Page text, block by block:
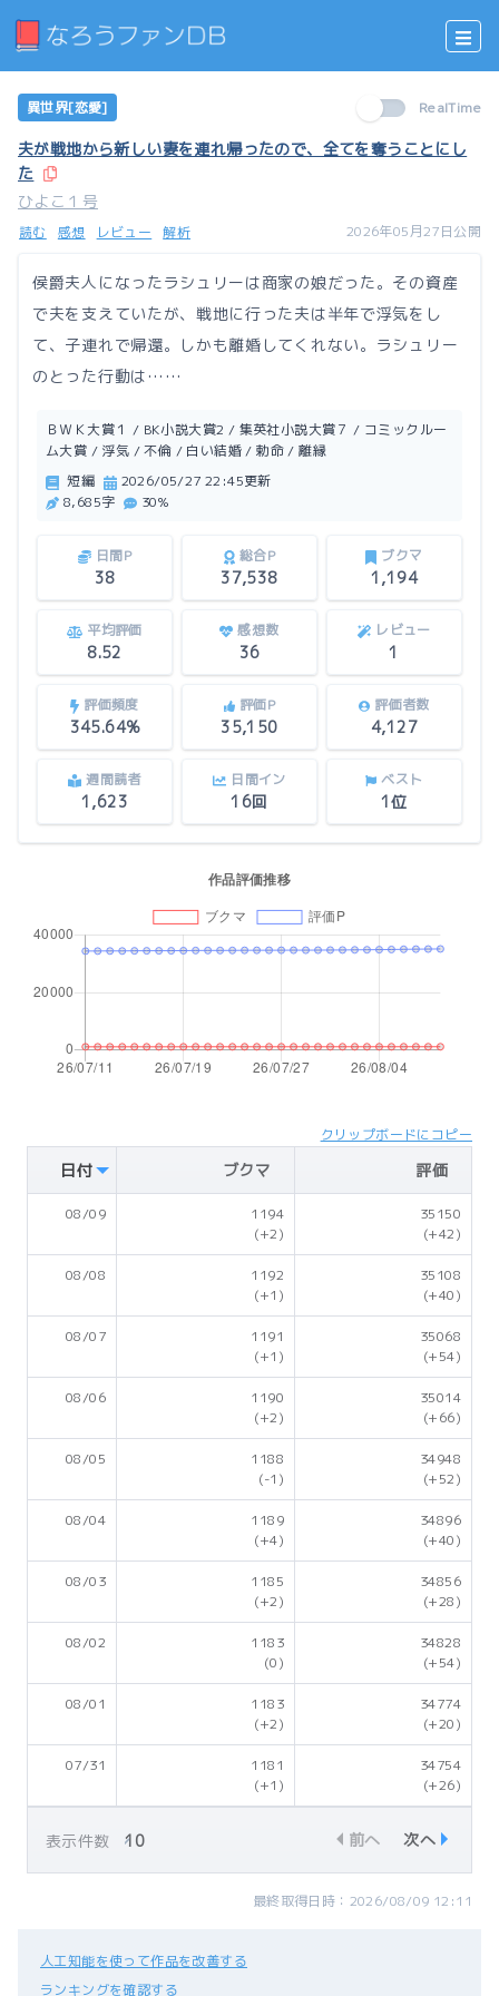
異世界[恋愛] RealTime
夫が戦地から新しい妻を連れ帰ったので、全てを奪うことにし
た
ひよこ１号
読む 感想 レビュー 解析 2026年05月27日公開
侯爵夫人になったラシュリーは商家の娘だった。その資産
で夫を支えていたが、戦地に行った夫は半年で浮気をし
て、子連れで帰還。しかも離婚してくれない。ラシュリー
のとった行動は……
ＢＷＫ大賞１ / BK小説大賞2 / 集英社小説大賞７ / コミックルー
ム大賞 / 浮気 / 不倫 / 白い結婚 / 勅命 / 離縁
短編
2026/05/27 22:45更新
8,685字
30%
日間P
38
総合P
37,538
ブクマ
1,194
平均評価
8.52
感想数
36
レビュー
1
評価頻度
345.64%
評価P
35,150
評価者数
4,127
週間読者
1,623
日間イン
16回
ベスト
1位
クリップボードにコピー
日付 ブクマ 評価
08/09
1194
(+2)
35150
(+42)
08/08
1192
(+1)
35108
(+40)
08/07
1191
(+1)
35068
(+54)
08/06
1190
(+2)
35014
(+66)
08/05
1188
(-1)
34948
(+52)
08/04
1189
(+4)
34896
(+40)
08/03
1185
(+2)
34856
(+28)
08/02
1183
(0)
34828
(+54)
08/01
1183
(+2)
34774
(+20)
07/31
1181
(+1)
34754
(+26)
表示件数 前へ 次へ
最終取得日時：2026/08/09 12:11
人工知能を使って作品を改善する
ランキングを確認する